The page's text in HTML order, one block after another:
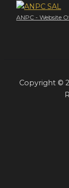
ANPC - Website
Copyright ©